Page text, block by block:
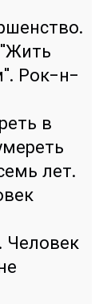
Рок-н-
в
лет.
Человек